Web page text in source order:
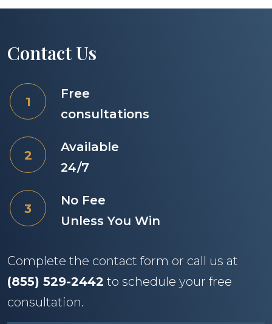
Contact Us
Free
consultations
Available
24/7
No Fee
Unless You Win
Complete the contact form or call us at
(855) 529-2442 to schedule your free
consultation.